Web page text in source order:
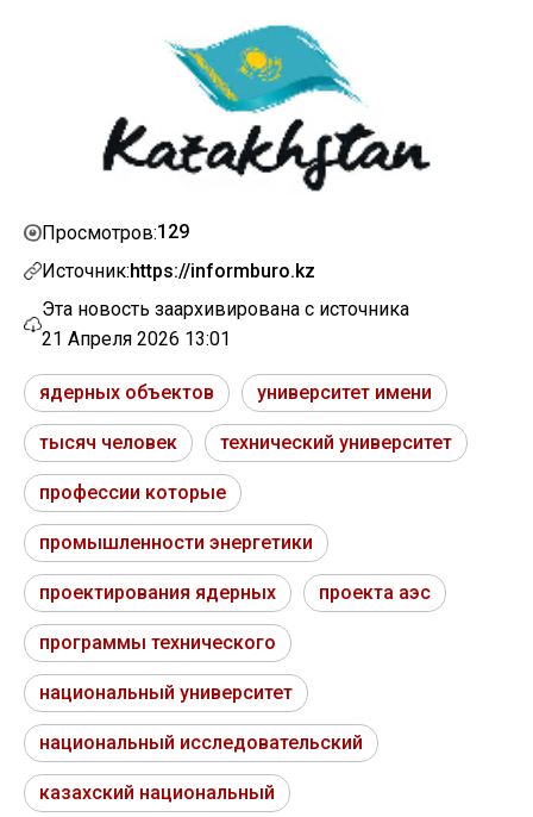
Просмотров:129
Источник:https://informburo.kz
Эта новость заархивирована с источника
21 Апреля 2026 13:01
ядерных объектов университет имени
тысяч человек технический университет
профессии которые
промышленности энергетики
проектирования ядерных проекта аэс
программы технического
национальный университет
национальный исследовательский
казахский национальный